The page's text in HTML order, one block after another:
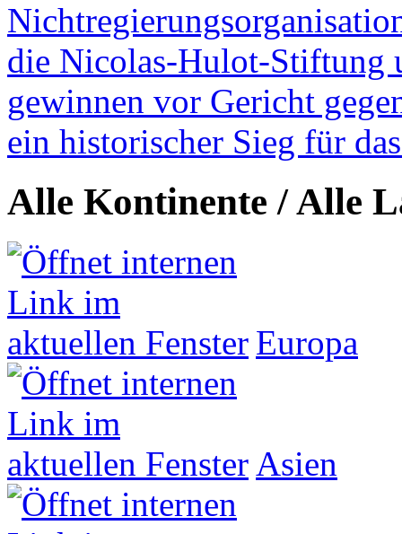
die Nicolas-Hulot-Stiftung
gewinnen vor Gericht
ein historischer Sieg für
Alle Kontinente / Alle
Europa
Asien